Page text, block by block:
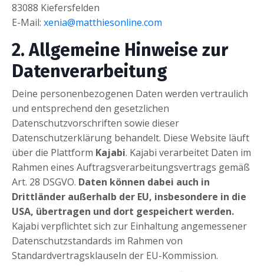
83088 Kiefersfelden
E-Mail: xenia@matthiesonline.com
2. Allgemeine Hinweise zur
Datenverarbeitung
Deine personenbezogenen Daten werden vertraulich
und entsprechend den gesetzlichen
Datenschutzvorschriften sowie dieser
Datenschutzerklärung behandelt. Diese Website läuft
über die Plattform Kajabi. Kajabi verarbeitet Daten im
Rahmen eines Auftragsverarbeitungsvertrags gemäß
Art. 28 DSGVO. Daten können dabei auch in
Drittländer außerhalb der EU, insbesondere in die
USA, übertragen und dort gespeichert werden.
Kajabi verpflichtet sich zur Einhaltung angemessener
Datenschutzstandards im Rahmen von
Standardvertragsklauseln der EU-Kommission.